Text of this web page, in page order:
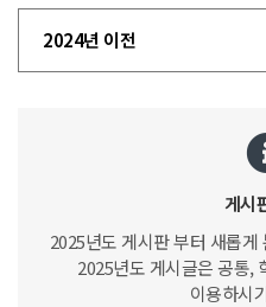
2024년 이전
게시
2025년도 게시판 부터 새롭
2025년도 게시글은 공통,
이용하시